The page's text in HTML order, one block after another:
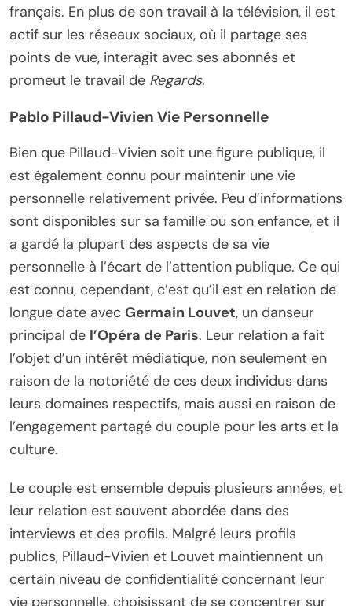
français. En plus de son travail à la télévision, il est
actif sur les réseaux sociaux, où il partage ses
points de vue, interagit avec ses abonnés et
promeut le travail de Regards.
Pablo Pillaud-Vivien Vie Personnelle
Bien que Pillaud-Vivien soit une figure publique, il
est également connu pour maintenir une vie
personnelle relativement privée. Peu d’informations
sont disponibles sur sa famille ou son enfance, et il
a gardé la plupart des aspects de sa vie
personnelle à l’écart de l’attention publique. Ce qui
est connu, cependant, c’est qu’il est en relation de
longue date avec Germain Louvet, un danseur
principal de l’Opéra de Paris. Leur relation a fait
l’objet d’un intérêt médiatique, non seulement en
raison de la notoriété de ces deux individus dans
leurs domaines respectifs, mais aussi en raison de
l’engagement partagé du couple pour les arts et la
culture.
Le couple est ensemble depuis plusieurs années, et
leur relation est souvent abordée dans des
interviews et des profils. Malgré leurs profils
publics, Pillaud-Vivien et Louvet maintiennent un
certain niveau de confidentialité concernant leur